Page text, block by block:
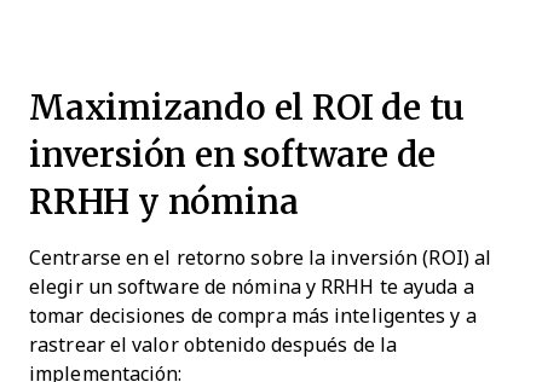
Maximizando el ROI de tu
inversión en software de
RRHH y nómina
Centrarse en el retorno sobre la inversión (ROI) al
elegir un software de nómina y RRHH te ayuda a
tomar decisiones de compra más inteligentes y a
rastrear el valor obtenido después de la
implementación: